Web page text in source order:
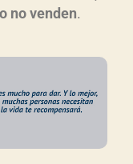
no venden.